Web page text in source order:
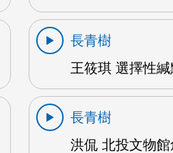
長青樹
王筱琪 選擇性
長青樹
洪侃 北投文物